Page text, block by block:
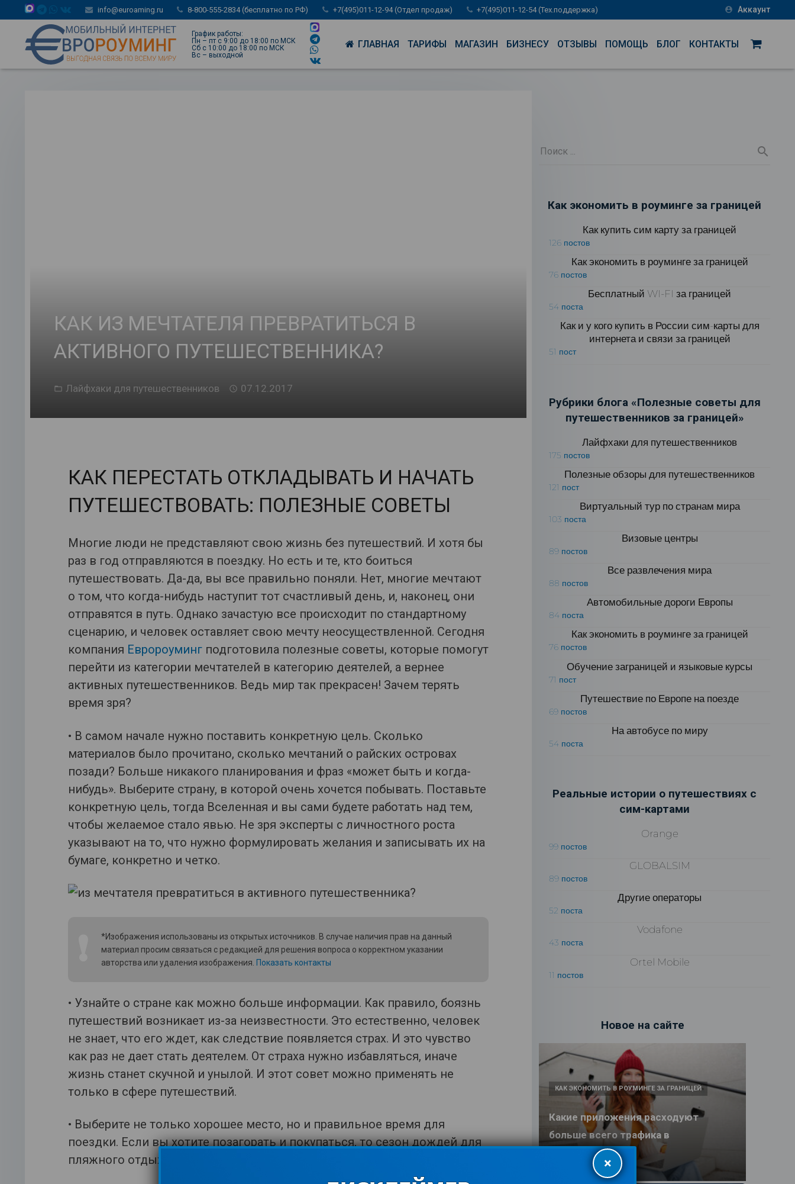
info@euroaming.ru 8-800-555-2834 (бесплатно по РФ) +7(495)011-12-94 (Отдел продаж) +7(495)011-12-54 (Тех.поддержка) account_circle Аккаунт
График работы:
Пн – пт с 9:00 до 18:00 по МСК
Сб с 10:00 до 18:00 по МСК
Вс – выходной
ГЛАВНАЯ ТАРИФЫ МАГАЗИН БИЗНЕСУ ОТЗЫВЫ ПОМОЩЬ БЛОГ КОНТАКТЫ
КАК ИЗ МЕЧТАТЕЛЯ ПРЕВРАТИТЬСЯ В
АКТИВНОГО ПУТЕШЕСТВЕННИКА?
Лайфхаки для путешественников 07.12.2017
КАК ПЕРЕСТАТЬ ОТКЛАДЫВАТЬ И НАЧАТЬ
ПУТЕШЕСТВОВАТЬ: ПОЛЕЗНЫЕ СОВЕТЫ
Многие люди не представляют свою жизнь без путешествий. И хотя бы
раз в год отправляются в поездку. Но есть и те, кто боиться
путешествовать. Да-да, вы все правильно поняли. Нет, многие мечтают
о том, что когда-нибудь наступит тот счастливый день, и, наконец, они
отправятся в путь. Однако зачастую все происходит по стандартному
сценарию, и человек оставляет свою мечту неосуществленной. Сегодня
компания Евророумингподготовила полезные советы, которые помогут
перейти из категории мечтателей в категорию деятелей, а вернее
активных путешественников. Ведь мир так прекрасен! Зачем терять
время зря?
• В самом начале нужно поставить конкретную цель. Сколько
материалов было прочитано, сколько мечтаний о райских островах
позади? Больше никакого планирования и фраз «может быть и когда-
нибудь». Выберите страну, в которой очень хочется побывать. Поставьте
конкретную цель, тогда Вселенная и вы сами будете работать над тем,
чтобы желаемое стало явью. Не зря эксперты с личностного роста
указывают на то, что нужно формулировать желания и записывать их на
бумаге, конкретно и четко.
*Изображения использованы из открытых источников. В случае наличия прав на данный
материал просим связаться с редакцией для решения вопроса о корректном указании
авторства или удаления изображения. Показать контакты
• Узнайте о стране как можно больше информации. Как правило, боязнь
путешествий возникает из-за неизвестности. Это естественно, человек
не знает, что его ждет, как следствие появляется страх. И это чувство
как раз не дает стать деятелем. От страха нужно избавляться, иначе
жизнь станет скучной и унылой. И этот совет можно применять не
только в сфере путешествий.
• Выберите не только хорошее место, но и правильное время для
поездки. Если вы хотите позагорать и покупаться, то сезон дождей для
пляжного отдыха точно не подойдет.
Как экономить в роуминге за границей
Как купить сим карту за границей
126 постов
Как экономить в роуминге за границей
76 постов
Бесплатный WI-FI за границей
54 поста
Как и у кого купить в России сим-карты для
интернета и связи за границей
51 пост
Рубрики блога «Полезные советы для
путешественников за границей»
Лайфхаки для путешественников
175 постов
Полезные обзоры для путешественников
121 пост
Виртуальный тур по странам мира
103 поста
Визовые центры
89 постов
Все развлечения мира
88 постов
Автомобильные дороги Европы
84 поста
Как экономить в роуминге за границей
76 постов
Обучение заграницей и языковые курсы
71 пост
Путешествие по Европе на поезде
69 постов
На автобусе по миру
54 поста
Реальные истории о путешествиях с
сим-картами
Orange
99 постов
GLOBALSIM
89 постов
Другие операторы
52 поста
Vodafone
43 поста
Ortel Mobile
11 постов
Новое на сайте
Какие приложения расходуют
больше всего трафика в
путешествии
КАК ЭКОНОМИТЬ В РОУМИНГЕ ЗА ГРАНИЦЕЙ
25.06.2026 ×